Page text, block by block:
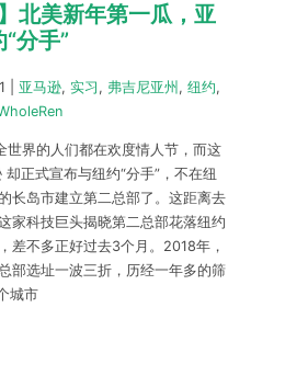
】北美新年第一瓜，亚
分手”
亚马逊, 实习 , 弗吉尼亚州 , 纽约,
世界的人们都在欢度情人节，而这
却正式宣布与纽约“分手”，不在纽
长岛市建立第二总部了。这距离去
家科技巨头揭晓第二总部花落纽约
差不多正好过去3个月。2018年，
部选址一波三折，历经一年多的筛
城市